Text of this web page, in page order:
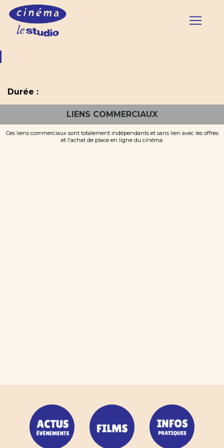
Durée :
LIENS COMMERCIAUX
Ces liens commerciaux sont totalement indépendants et sans lien avec les offres
et l'achat de place en ligne du cinéma.